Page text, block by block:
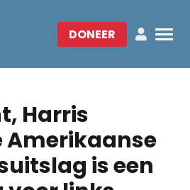
DONEER
Harris
Amerikaanse
is een